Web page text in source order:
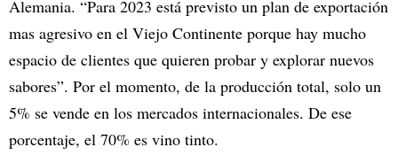
Alemania. “Para 2023 está previsto un plan de exportación
mas agresivo en el Viejo Continente porque hay mucho
espacio de clientes que quieren probar y explorar nuevos
sabores”. Por el momento, de la producción total, solo un
5% se vende en los mercados internacionales. De ese
porcentaje, el 70% es vino tinto.